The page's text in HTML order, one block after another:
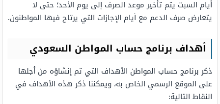
أيام السبت يتم تأخير موعد الصرف إلى يوم الأحد؛ حتى لا
يتعارض صرف الدعم مع أيام الإجازات التي يرتاح فيها المواطنون.
أهداف برنامج حساب المواطن السعودي
ذكر برنامج حساب المواطن الأهداف التي تم إنشاؤه من أجلها
على الموقع الرسمي الخاص به، ويمكننا ذكر هذه الأهداف في
النقاط التالية: